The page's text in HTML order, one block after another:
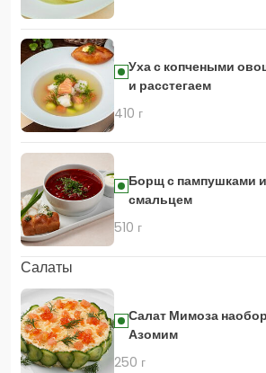
Уха с копчеными
и расстегаем
410 г
Борщ с пампушками и
смальцем
510 г
Салаты
Салат Мимоза
Азомим
250 г